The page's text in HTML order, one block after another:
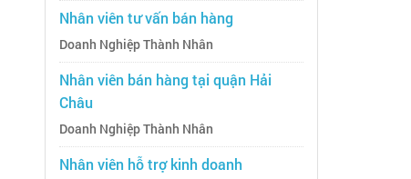
Nhân viên tư vấn bán hàng
Doanh Nghiệp Thành Nhân
Nhân viên bán hàng tại quận Hải
Châu
Doanh Nghiệp Thành Nhân
Nhân viên hỗ trợ kinh doanh